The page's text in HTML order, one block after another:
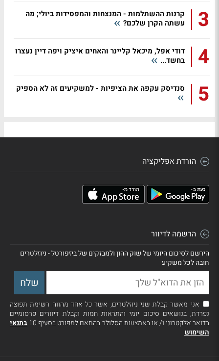
3
קרנות ההשתלמות - המנצחות והמפסידות ביולי; מה
עשתה הקרן שלכם?
4
דודי אפל, מיכאל קליינר והאחים איציק ויפה דיין נעצרו
בחשד...
5 סנדיסק עקפה את הציפיות - למשקיעים זה לא הספיק
הורדת אפליקציה
הרשמה לדיוור
הירשם לסיכום היומי של שוק ההון ולמבזקים של ביזפורטל - ניוזלטרים
חובה לכל משקיע
אני מאשר קבלת שני ניוזלטרים, אשר כל אחד מהווה רשימת תפוצה
נפרדת, בנושאים סיכום יומי והתראות חמות וקבלת דיוורים פרסומיים
בדואר אלקטרוני ו/ או באמצעות הסלולר בהתאם למפורט בסעיף 10
בתנאי
השימוש